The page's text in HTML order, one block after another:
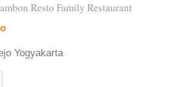
Resto Family Restaurant
Yogyakarta